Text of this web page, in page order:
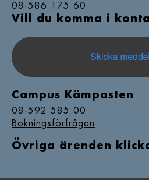
08-586 175 60
Vill du komma i
Campus Kämpasten
08-592 585 00
Bokningsförfrågan
Övriga ärenden